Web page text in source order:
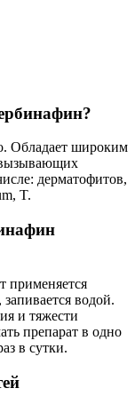
Обладает широким
дерматофитов,
T.
применяется
водой.
и тяжести
препарат в одно
в сутки.